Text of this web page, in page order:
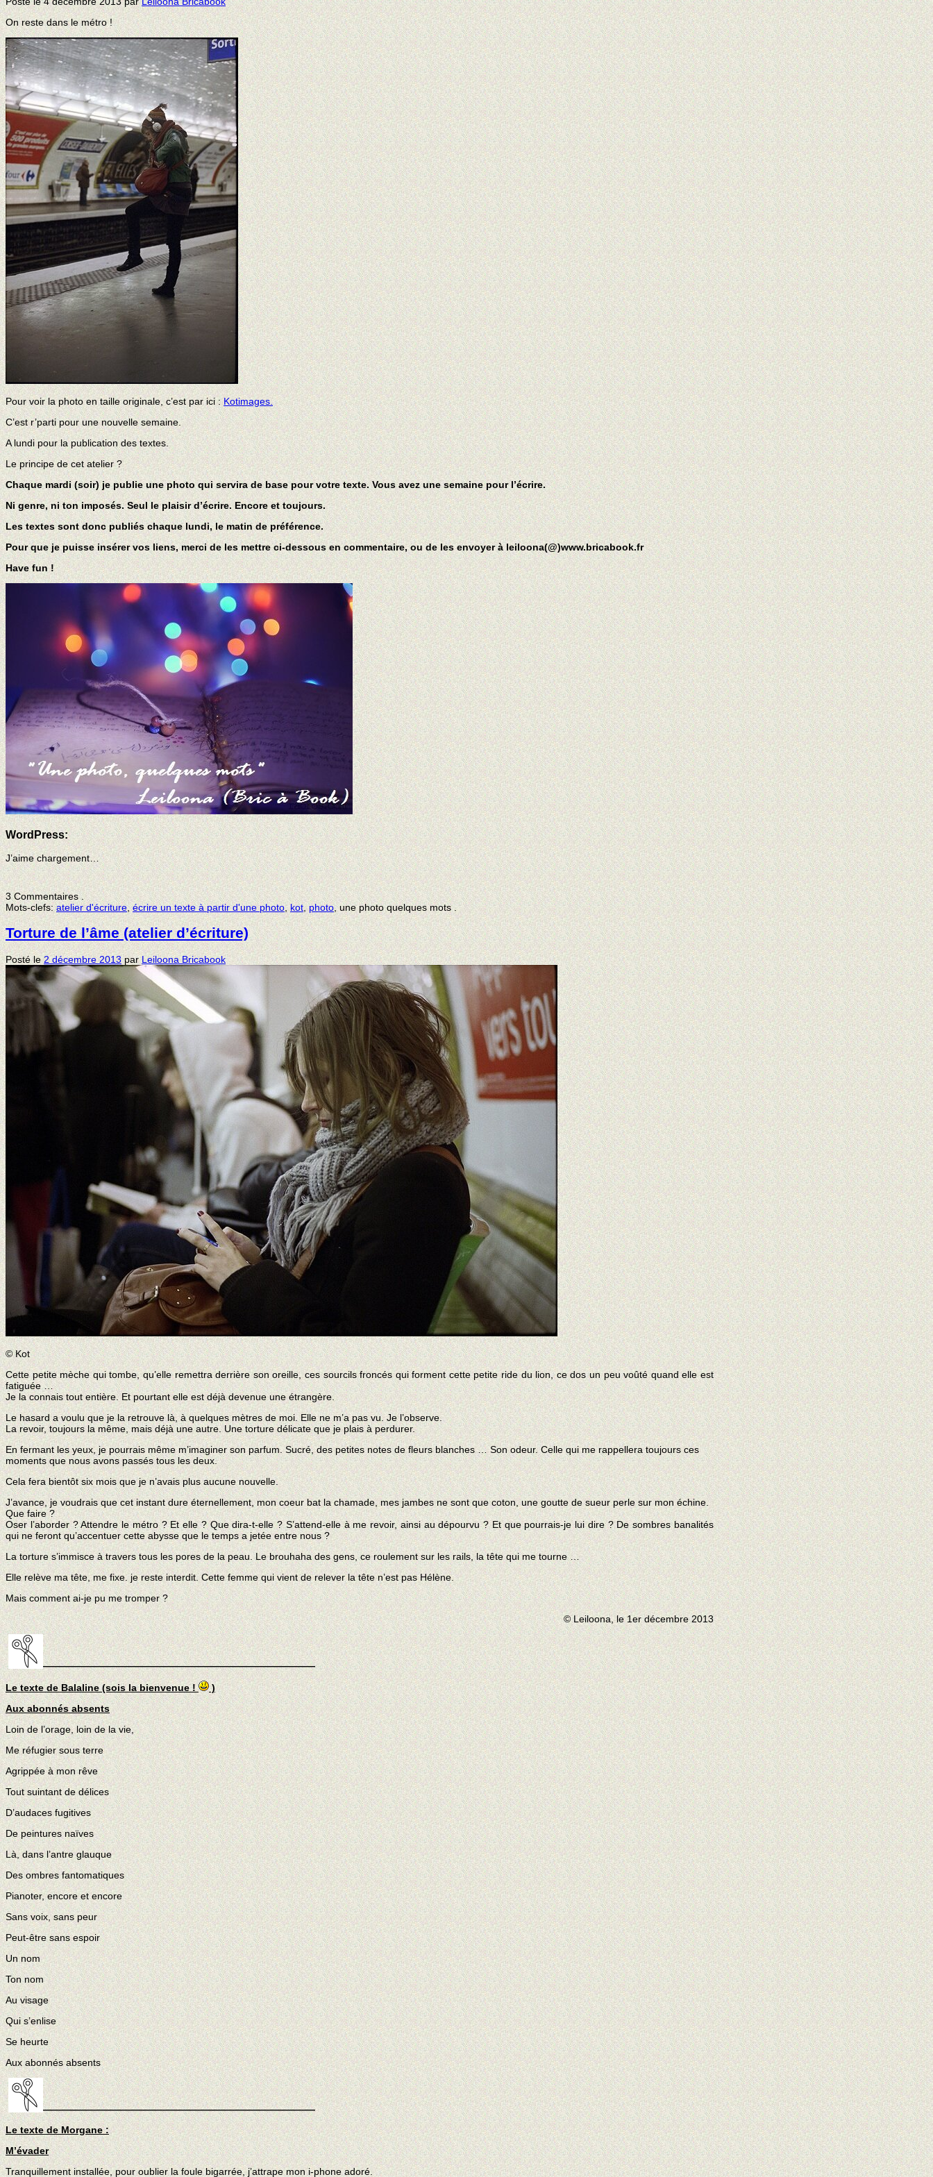
On reste dans le métro !
Pour voir la photo en taille originale, c’est par ici :Kotimages.
C’est r’parti pour une nouvelle semaine.
A lundi pour la publication des textes.
Le principe de cet atelier ?
Chaque mardi (soir) je publie une photo qui servira de base pour votre texte. Vous avez une semaine pour l’écrire.
Ni genre, ni ton imposés. Seul le plaisir d’écrire. Encore et toujours.
Les textes sont donc publiés chaque lundi, le matin de préférence.
Pour que je puisse insérer vos liens, merci de les mettre ci-dessous en commentaire, ou de les envoyer à leiloona(@)www.bricabook.fr
Have fun !
WordPress:
J’aime chargement…
3 Commentaires .
Mots-clefs:atelier d'écriture,écrire un texte à partir d'une photo,kot,photo , une photo quelques mots .
Torture de l’âme (atelier d’écriture)
Posté le2 décembre 2013 parLeiloona Bricabook
© Kot
Cette petite mèche qui tombe, qu’elle remettra derrière son oreille, ces sourcils froncés qui forment cette petite ride du lion, ce dos un peu voûté quand elle est
fatiguée …
Je la connais tout entière. Et pourtant elle est déjà devenue une étrangère.
Le hasard a voulu que je la retrouve là, à quelques mètres de moi. Elle ne m’a pas vu. Je l’observe.
La revoir, toujours la même, mais déjà une autre. Une torture délicate que je plais à perdurer.
En fermant les yeux, je pourrais même m’imaginer son parfum. Sucré, des petites notes de fleurs blanches … Son odeur. Celle qui me rappellera toujours ces
moments que nous avons passés tous les deux.
Cela fera bientôt six mois que je n’avais plus aucune nouvelle.
J’avance, je voudrais que cet instant dure éternellement, mon coeur bat la chamade, mes jambes ne sont que coton, une goutte de sueur perle sur mon échine.
Que faire ?
Oser l’aborder ? Attendre le métro ? Et elle ? Que dira-t-elle ? S’attend-elle à me revoir, ainsi au dépourvu ? Et que pourrais-je lui dire ? De sombres banalités
qui ne feront qu’accentuer cette abysse que le temps a jetée entre nous ?
La torture s’immisce à travers tous les pores de la peau. Le brouhaha des gens, ce roulement sur les rails, la tête qui me tourne …
Elle relève ma tête, me fixe. je reste interdit. Cette femme qui vient de relever la tête n’est pas Hélène.
Mais comment ai-je pu me tromper ?
© Leiloona, le 1er décembre 2013
————————————————————————————
Le texte de Balaline (sois la bienvenue !
)
Aux abonnés absents
Loin de l’orage, loin de la vie,
Me réfugier sous terre
Agrippée à mon rêve
Tout suintant de délices
D’audaces fugitives
De peintures naïves
Là, dans l’antre glauque
Des ombres fantomatiques
Pianoter, encore et encore
Sans voix, sans peur
Peut-être sans espoir
Un nom
Ton nom
Au visage
Qui s’enlise
Se heurte
Aux abonnés absents
————————————————————————————
Le texte de Morgane :
M’évader
Tranquillement installée, pour oublier la foule bigarrée, j’attrape mon i-phone adoré.